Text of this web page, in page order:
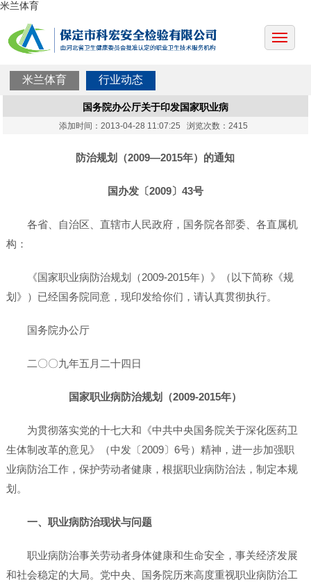
米兰体育
米兰体育 行业动态
国务院办公厅关于印发国家职业病
添加时间：2013-04-28 11:07:25 浏览次数：2415
防治规划（2009—2015年）的通知
国办发〔2009〕43号
各省、自治区、直辖市人民政府，国务院各部委、各直属机
构：
《国家职业病防治规划（2009-2015年）》（以下简称《规
划》）已经国务院同意，现印发给你们，请认真贯彻执行。
国务院办公厅
二〇〇九年五月二十四日
国家职业病防治规划（2009-2015年）
为贯彻落实党的十七大和《中共中央国务院关于深化医药卫
生体制改革的意见》（中发〔2009〕6号）精神，进一步加强职
业病防治工作，保护劳动者健康，根据职业病防治法，制定本规
划。
一、职业病防治现状与问题
职业病防治事关劳动者身体健康和生命安全，事关经济发展
和社会稳定的大局。党中央、国务院历来高度重视职业病防治工